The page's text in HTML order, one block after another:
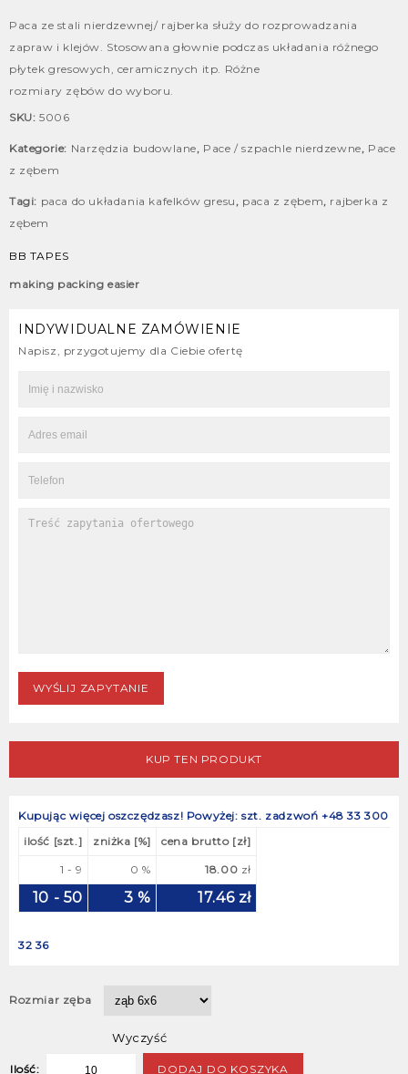
Paca ze stali nierdzewnej/ rajberka służy do rozprowadzania
zapraw i klejów. Stosowana głownie podczas układania różnego
płytek gresowych, ceramicznych itp. Różne
rozmiary zębów do wyboru.
SKU: 5006
Kategorie: Narzędzia budowlane, Pace / szpachle nierdzewne, Pace
z zębem
Tagi: paca do układania kafelków gresu , paca z zębem, rajberka z
zębem
BB TAPES
making packing easier
INDYWIDUALNE ZAMÓWIENIE
Napisz, przygotujemy dla Ciebie ofertę
KUP TEN PRODUKT
Kupując więcej oszczędzasz!
ilość [szt.]
zniżka [%] cena brutto [zł]
1 - 9 0 % 18.00 zł
10 - 50 3 % 17.46zł
Powyżej: szt. zadzwoń +48 33 300
32 36
Rozmiar zęba
Wyczyść
Ilość: DODAJ DO KOSZYKA